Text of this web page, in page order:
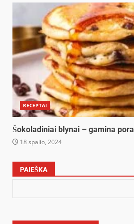
RECEPTAI
Šokoladiniai blynai – gamina pora
18 spalio, 2024
PAIEŠKA